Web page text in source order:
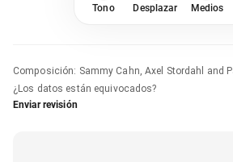
Tono Desplazar Medios
Composición: Sammy Cahn, Axel Stordahl and
¿Los datos están equivocados?
Enviar revisión